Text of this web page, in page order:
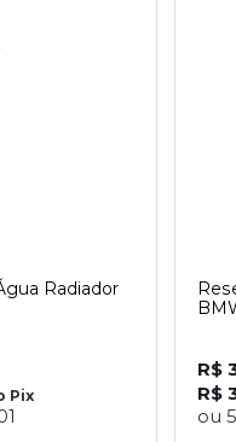
Radiador
Pix
R$
R$
ou